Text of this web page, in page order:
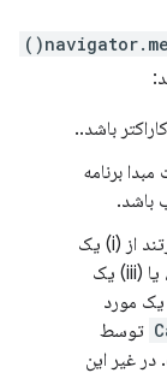
برنامه
باشد.
: مقادیر معتبر عبارتند از (i) یک
، یا (iii) یک
یک مورد
توسط
غیر این